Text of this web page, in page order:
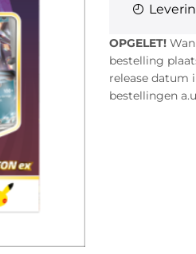
OPGELET!
bestelling
release datum
bestellingen